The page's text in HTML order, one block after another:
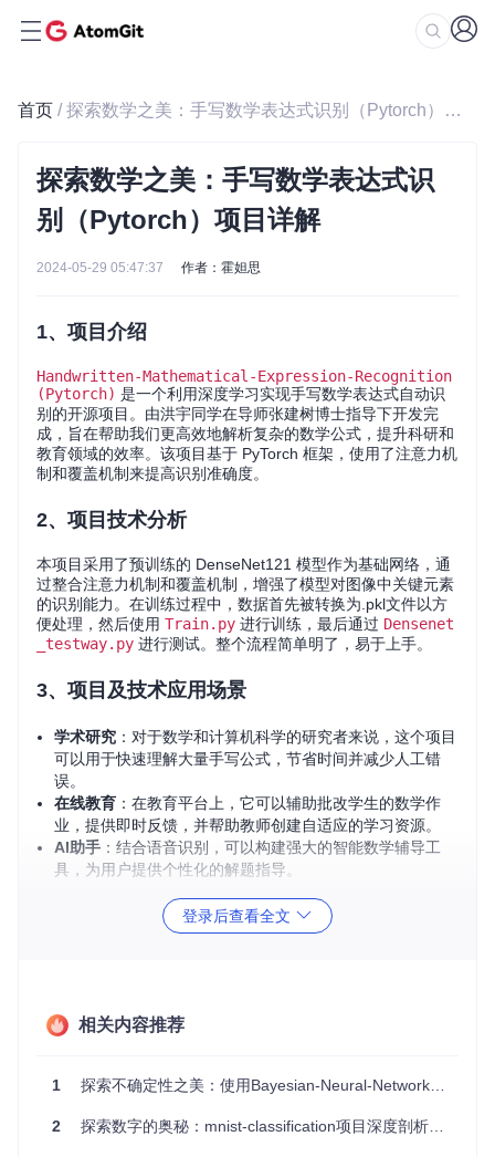
首页 / 探索数学之美：手写数学表达式识别（Pytorch）项目详解
探索数学之美：手写数学表达式识
别（Pytorch）项目详解
2024-05-29 05:47:37 作者：霍妲思
1、项目介绍
Handwritten-Mathematical-Expression-Recognition
(Pytorch) 是一个利用深度学习实现手写数学表达式自动识
别的开源项目。由洪宇同学在导师张建树博士指导下开发完
成，旨在帮助我们更高效地解析复杂的数学公式，提升科研和
教育领域的效率。该项目基于 PyTorch 框架，使用了注意力机
制和覆盖机制来提高识别准确度。
2、项目技术分析
本项目采用了预训练的 DenseNet121 模型作为基础网络，通
过整合注意力机制和覆盖机制，增强了模型对图像中关键元素
的识别能力。在训练过程中，数据首先被转换为.pkl文件以方
便处理，然后使用 Train.py 进行训练，最后通过 Densenet
_testway.py 进行测试。整个流程简单明了，易于上手。
3、项目及技术应用场景
学术研究 ：对于数学和计算机科学的研究者来说，这个项目
可以用于快速理解大量手写公式，节省时间并减少人工错
误。
在线教育 ：在教育平台上，它可以辅助批改学生的数学作
业，提供即时反馈，并帮助教师创建自适应的学习资源。
AI助手 ：结合语音识别，可以构建强大的智能数学辅导工
具，为用户提供个性化的解题指导。
可视化展示：提供了直观的结果可视化功能，可以看到每个
置简单，方便开发者进行二次开发和定制化应用。
强大支持：作者提供详细文档与示例，社区活跃，有问题可
直接联系作者进行交流讨论。
登录后查看全文
相关内容推荐
1 探索不确定性之美：使用Bayesian-Neural-Network-Pytorch构建鲁棒模型
2 探索数字的奥秘：mnist-classification项目深度剖析与推荐